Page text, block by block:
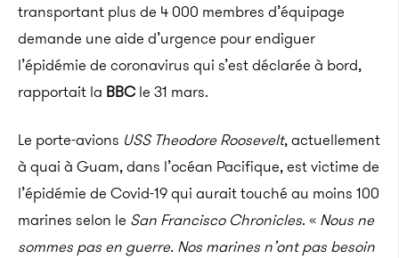
transportant plus de 4 000 membres d’équipage
demande une aide d’urgence pour endiguer
l’épidémie de coronavirus qui s’est déclarée à bord,
rapportait la BBC le 31 mars.
Le porte-avions USS Theodore Roosevelt, actuellement
à quai à Guam, dans l’océan Pacifique, est victime de
l’épidémie de Covid-19 qui aurait touché au moins 100
marines selon le San Francisco Chronicles. « Nous ne
sommes pas en guerre. Nos marines n’ont pas besoin